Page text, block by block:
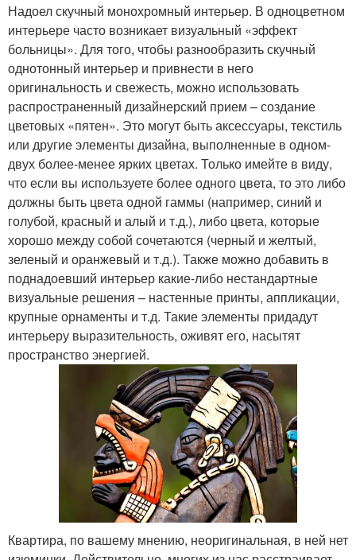
Надоел скучный монохромный интерьер. В одноцветном
интерьере часто возникает визуальный «эффект
больницы». Для того, чтобы разнообразить скучный
однотонный интерьер и привнести в него
оригинальность и свежесть, можно использовать
распространенный дизайнерский прием – создание
цветовых «пятен». Это могут быть аксессуары, текстиль
или другие элементы дизайна, выполненные в одном-
двух более-менее ярких цветах. Только имейте в виду,
что если вы используете более одного цвета, то это либо
должны быть цвета одной гаммы (например, синий и
голубой, красный и алый и т.д.), либо цвета, которые
хорошо между собой сочетаются (черный и желтый,
зеленый и оранжевый и т.д.). Также можно добавить в
поднадоевший интерьер какие-либо нестандартные
визуальные решения – настенные принты, аппликации,
крупные орнаменты и т.д. Такие элементы придадут
интерьеру выразительность, оживят его, насытят
пространство энергией.
Квартира, по вашему мнению, неоригинальная, в ней нет